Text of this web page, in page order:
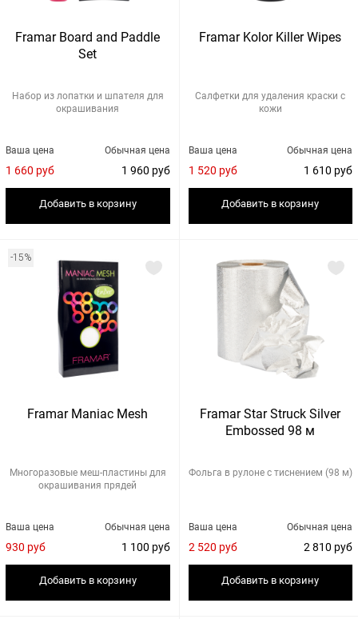
Framar Board and Paddle
Set
Набор из лопатки и шпателя для
окрашивания
Обычная цена
1 960 руб
Ваша цена
1 660 руб
Добавить в корзину
Framar Kolor Killer Wipes
Салфетки для удаления краски с
кожи
Обычная цена
1 610 руб
Ваша цена
1 520 руб
Добавить в корзину
-15%
Framar Maniac Mesh
Многоразовые меш-пластины для
окрашивания прядей
Обычная цена
1 100 руб
Ваша цена
930 руб
Добавить в корзину
Framar Star Struck Silver
Embossed 98 м
Фольга в рулоне с тиснением (98 м)
Обычная цена
2 810 руб
Ваша цена
2 520 руб
Добавить в корзину